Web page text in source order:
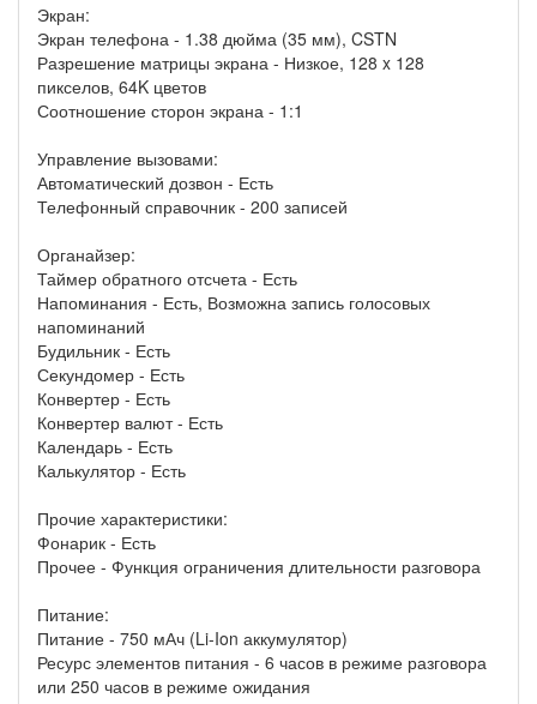
Экран:
Экран телефона - 1.38 дюйма (35 мм), CSTN
Разрешение матрицы экрана - Низкое, 128 x 128
пикселов, 64K цветов
Соотношение сторон экрана - 1:1
Управление вызовами:
Автоматический дозвон - Есть
Телефонный справочник - 200 записей
Органайзер:
Таймер обратного отсчета - Есть
Напоминания - Есть, Возможна запись голосовых
напоминаний
Будильник - Есть
Секундомер - Есть
Конвертер - Есть
Конвертер валют - Есть
Календарь - Есть
Калькулятор - Есть
Прочие характеристики:
Фонарик - Есть
Прочее - Функция ограничения длительности разговора
Питание:
Питание - 750 мАч (Li-Ion аккумулятор)
Ресурс элементов питания - 6 часов в режиме разговора
или 250 часов в режиме ожидания